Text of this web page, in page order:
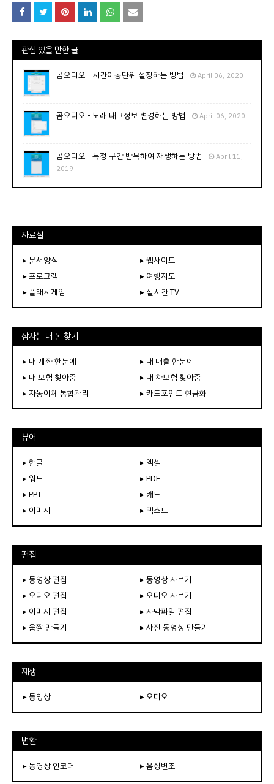
관심 있을 만한 글
곰오디오 - 시간이동단위 설정하는 방법 April 06, 2020
곰오디오 - 노래 태그정보 변경하는 방법 April 06, 2020
곰오디오 - 특정 구간 반복하여 재생하는 방법
April 11,
2019
자료실
▸ 문서양식
▸ 웹사이트
▸ 프로그램
▸ 여행지도
▸ 플래시게임
▸ 실시간 TV
잠자는 내 돈 찾기
▸ 내 계좌 한눈에
▸ 내 대출 한눈에
▸ 내 보험 찾아줌
▸ 내 차보험 찾아줌
▸ 자동이체 통합관리
▸ 카드포인트 현금화
뷰어
▸ 한글
▸ 엑셀
▸ 워드
▸ PDF
▸ PPT
▸ 캐드
▸ 이미지
▸ 텍스트
편집
▸ 동영상 편집
▸ 동영상 자르기
▸ 오디오 편집
▸ 오디오 자르기
▸ 이미지 편집
▸ 자막파일 편집
▸ 움짤 만들기
▸ 사진 동영상 만들기
재생
▸ 동영상 ▸ 오디오
변환
▸ 동영상 인코더 ▸ 음성변조